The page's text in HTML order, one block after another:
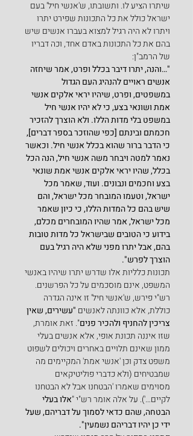
שיתרו הציע לו. ותשובתו, ש'אנשי חיל' בעם
ישראל כולל את כל התכונות שפירט יתרו
ויתרו לא היה רגיל למצוא בעברו אנשים שיש
בהם את כל התכונות באדם אחד, וכה דבריו
של הרמב"ן:
"…והנה, יתרו דיבר בכלל ופרט, אמר שיחזה
אנשים ראויים להנהיג העם הגדול
במשפטים, ופרט, שיהיו יראי אלקים אנשי
אמת ושונאי בצע, כי לא יהיו אנשי חיל
במשפט בלי מדות הללו. ולא הוצרך להזכיר
חכמתם ובינתם [כפי שהוזכר בספר דברים],
כי הדבר ברור שהוא בכלל אנשי חיל. וכאשר
נאמר למטה ויבחר משה אנשי חיל, הנה הכל
בכלל, שהיו יראי אלקים אנשי אמת שונאי
בצע וחכמים ונבונים. ועוד, שאמר מכל
ישראל, וטעמו המובחר מכל ישראל, והם
שיש בהם כל המדות הללו, כי כיון שאמר
מכל ישראל, אמר שהיו המובחרים מכלם,
בידוע כי הטובים שבישראל כל מדות טובות
בהם, אבל יתרו מפני שלא היה רגיל בעם
הוצרך לפרש".
תכונות כלליות אלו שדרש יתרו שיהיו באנשי
המשפט, אינם מוסכמים על כל הפרשנים.
רש"י פירש, ש'אנשי חיל' זו אינה הגדרה
כוללת, אלא כוונתה לאנשים "עשירים, שאין
צריכין להחניף ולהכיר פנים". זאת אומרת,
שזו איננה תכונת אופי, אלא אנשים בעלי
ממון שאינם תלויים באחרים ויכולים לשפוט
משפט צדק וכן 'אנשי אמת' המקיימים מה
שמבטיחים (ולא כדברי פוליטיקאים
מסוימים שאמרו 'הבטחנו אבל לא הבטחנו
לקיים…'). על אלה אומר רש"י "אלו בעלי
הבטחה, שהם כדאי לסמוך על דבריהם, שעל
ידי כן יהיו דבריהם נשמעין".